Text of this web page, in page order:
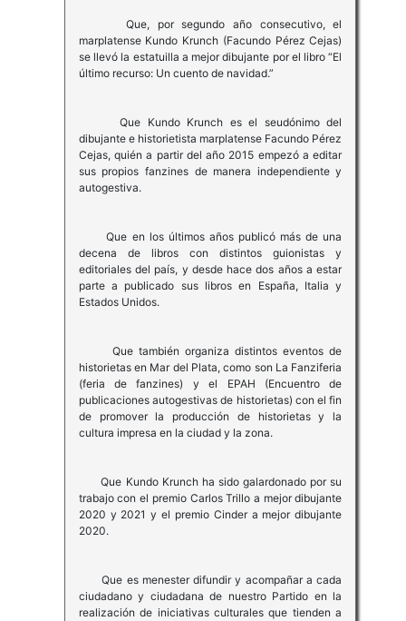
Que, por segundo año consecutivo, el
marplatense Kundo Krunch (Facundo Pérez Cejas)
se llevó la estatuilla a mejor dibujante por el libro “El
último recurso: Un cuento de navidad.”
Que Kundo Krunch es el seudónimo del
dibujante e historietista marplatense Facundo Pérez
Cejas, quién a partir del año 2015 empezó a editar
sus propios fanzines de manera independiente y
autogestiva.
Que en los últimos años publicó más de una
decena de libros con distintos guionistas y
editoriales del país, y desde hace dos años a estar
parte a publicado sus libros en España, Italia y
Estados Unidos.
Que también organiza distintos eventos de
historietas en Mar del Plata, como son La Fanziferia
(feria de fanzines) y el EPAH (Encuentro de
publicaciones autogestivas de historietas) con el fin
de promover la producción de historietas y la
cultura impresa en la ciudad y la zona.
Que Kundo Krunch ha sido galardonado por su
trabajo con el premio Carlos Trillo a mejor dibujante
2020 y 2021 y el premio Cinder a mejor dibujante
2020.
Que es menester difundir y acompañar a cada
ciudadano y ciudadana de nuestro Partido en la
realización de iniciativas culturales que tienden a